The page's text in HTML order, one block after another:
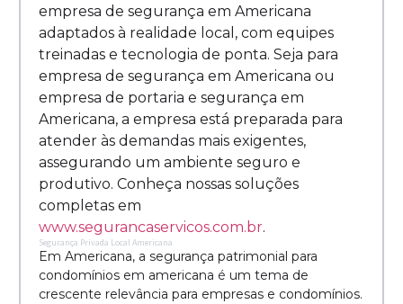
empresa de segurança em Americana
adaptados à realidade local, com equipes
treinadas e tecnologia de ponta. Seja para
empresa de segurança em Americana ou
empresa de portaria e segurança em
Americana, a empresa está preparada para
atender às demandas mais exigentes,
assegurando um ambiente seguro e
produtivo. Conheça nossas soluções
completas em
www.segurancaservicos.com.br.
Segurança Privada Local Americana
Em Americana, a segurança patrimonial para
condomínios em americana é um tema de
crescente relevância para empresas e condomínios.